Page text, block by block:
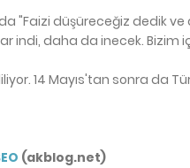
"Faizi düşüreceğiz dedik ve
daha da inecek. Bizim
14 Mayıs'tan sonra da
(akblog.net)